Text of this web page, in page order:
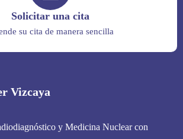
Solicitar una cita
su cita de manera sencilla
Vizcaya
y Medicina Nuclear con